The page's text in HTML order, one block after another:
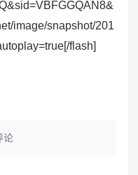
image/snapshot/201
flash]
论